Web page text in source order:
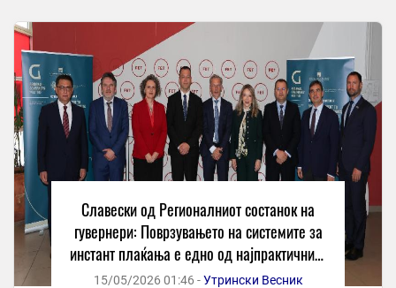
Славески од Регионалниот состанок на
гувернери: Поврзувањето на системите за
инстант плаќања е едно од најпрактичните
решенија за побрзи и поевтини
15/05/2026 01:46 -Утрински Весник